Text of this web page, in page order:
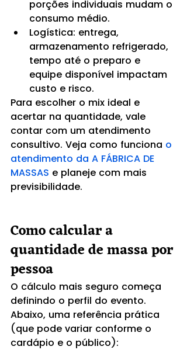
porções individuais mudam o
consumo médio.
Logística: entrega,
armazenamento refrigerado,
tempo até o preparo e
equipe disponível impactam
custo e risco.
Para escolher o mix ideal e
acertar na quantidade, vale
contar com um atendimento
consultivo. Veja como funciona o
atendimento da A FÁBRICA DE
MASSAS e planeje com mais
previsibilidade.
Como calcular a
quantidade de massa por
pessoa
O cálculo mais seguro começa
definindo o perfil do evento.
Abaixo, uma referência prática
(que pode variar conforme o
cardápio e o público):